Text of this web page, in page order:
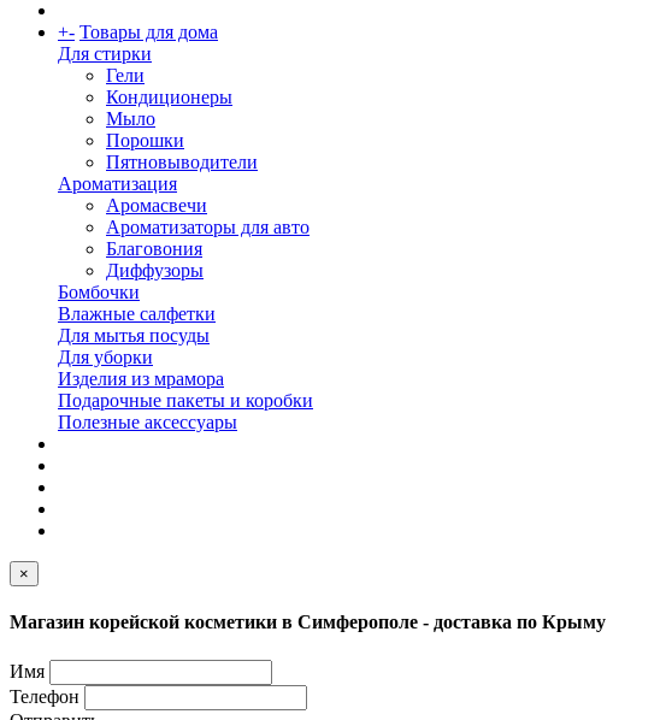
+- Товары для дома
Для стирки
Гели
Кондиционеры
Мыло
Порошки
Пятновыводители
Ароматизация
Аромасвечи
Ароматизаторы для авто
Благовония
Диффузоры
Бомбочки
Влажные салфетки
Для мытья посуды
Для уборки
Изделия из мрамора
Подарочные пакеты и коробки
Полезные аксессуары
×
Магазин корейской косметики в Симферополе - доставка по Крыму
Имя
Телефон